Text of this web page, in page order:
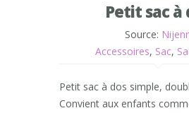
Petit sac à
Source:
Accessoires, Sac,
Petit sac à dos simple,
Convient aux enfants